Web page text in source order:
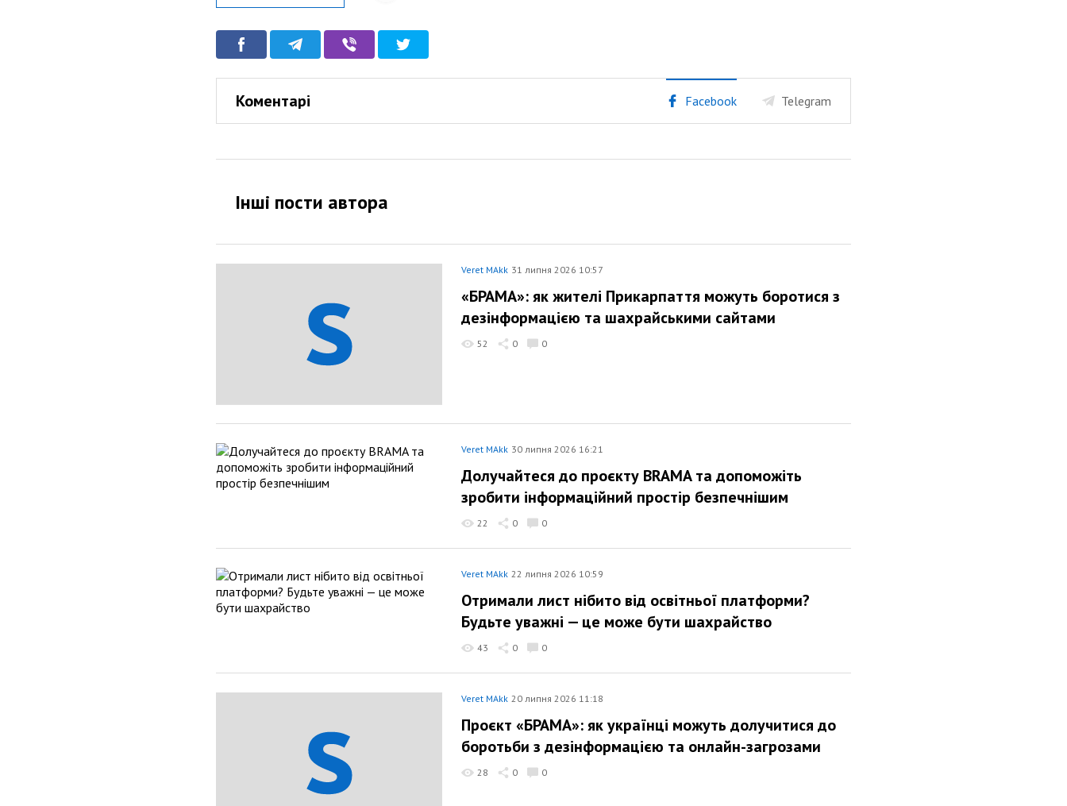
Коментарі Facebook Telegram
Інші пости автора
Veret MAkk 31 липня 2026 10:57
«БРАМА»: як жителі Прикарпаття можуть боротися з
дезінформацією та шахрайськими сайтами
52 0 0
Veret MAkk 30 липня 2026 16:21
Долучайтеся до проєкту BRAMA та допоможіть
зробити інформаційний простір безпечнішим
22 0 0
Veret MAkk 22 липня 2026 10:59
Отримали лист нібито від освітньої платформи?
Будьте уважні — це може бути шахрайство
43 0 0
Veret MAkk 20 липня 2026 11:18
Проєкт «БРАМА»: як українці можуть долучитися до
боротьби з дезінформацією та онлайн-загрозами
28 0 0